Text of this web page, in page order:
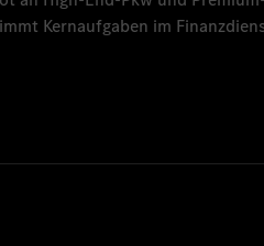
Kernaufgaben im